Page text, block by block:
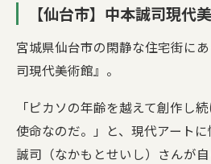
【仙台市】中本誠司現代
宮城県仙台市の閑静な住宅街に
司現代美術館』。
「ピカソの年齢を越えて創作し
使命なのだ。」と、現代アート
誠司（なかもとせいし）さんが